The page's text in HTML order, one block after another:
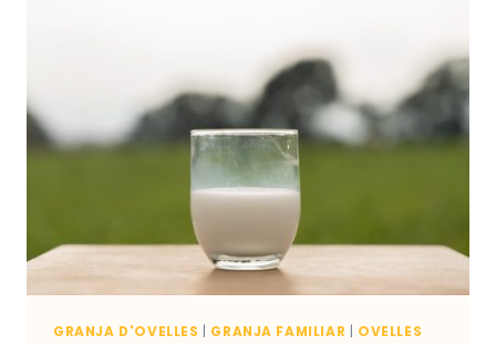
GRANJA D'OVELLES GRANJA FAMILIAR OVELLES